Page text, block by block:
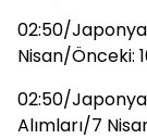
02:50/
Nisan/Önceki:
02:50/
Alımları/7